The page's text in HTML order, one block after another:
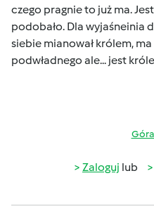
czego pragnie to już ma.
podobało. Dla wyjaśneinia
siebie mianował królem,
podwładnego ale... jest
Zaloguj lub